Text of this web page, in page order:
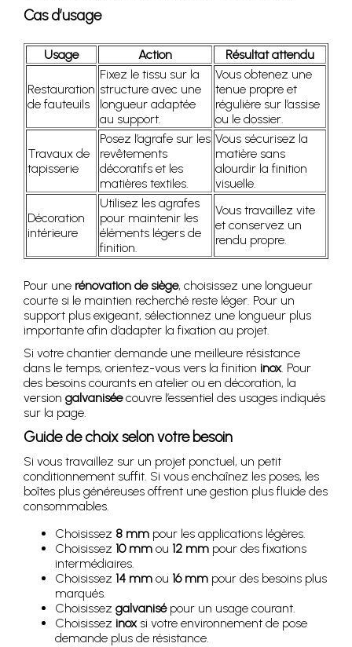
Cas d’usage
Usage Action Résultat attendu
Restauration
de fauteuils
Fixez le tissu sur la
structure avec une
longueur adaptée
au support.
Vous obtenez une
tenue propre et
régulière sur l’assise
ou le dossier.
Travaux de
tapisserie
Posez l’agrafe sur les
revêtements
décoratifs et les
matières textiles.
Vous sécurisez la
matière sans
alourdir la finition
visuelle.
Décoration
intérieure
Utilisez les agrafes
pour maintenir les
éléments légers de
finition.
Vous travaillez vite
et conservez un
rendu propre.
Pour une rénovation de siège, choisissez une longueur
courte si le maintien recherché reste léger. Pour un
support plus exigeant, sélectionnez une longueur plus
importante afin d’adapter la fixation au projet.
Si votre chantier demande une meilleure résistance
dans le temps, orientez-vous vers la finition inox. Pour
des besoins courants en atelier ou en décoration, la
version galvaniséecouvre l’essentiel des usages indiqués
sur la page.
Guide de choix selon votre besoin
Si vous travaillez sur un projet ponctuel, un petit
conditionnement suffit. Si vous enchaînez les poses, les
boîtes plus généreuses offrent une gestion plus fluide des
consommables.
Choisissez 8 mm pour les applications légères.
Choisissez 10 mm ou 12 mm pour des fixations
intermédiaires.
Choisissez 14 mm ou 16 mm pour des besoins plus
marqués.
Choisissez galvanisépour un usage courant.
Choisissez inoxsi votre environnement de pose
demande plus de résistance.